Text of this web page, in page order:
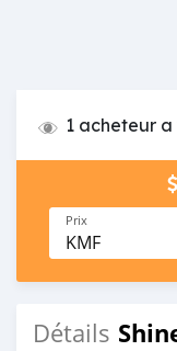
1 acheteur
Prix
KMF
Détails